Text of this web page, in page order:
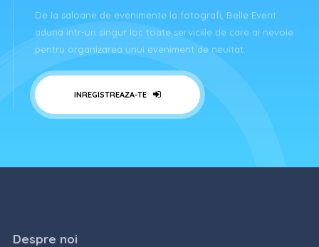
De la saloane de evenimente la fotografi, Belle Event
aduna intr-un singur loc toate serviciile de care ai nevoie
pentru organizarea unui eveniment de neuitat.
INREGISTREAZA-TE
Despre noi